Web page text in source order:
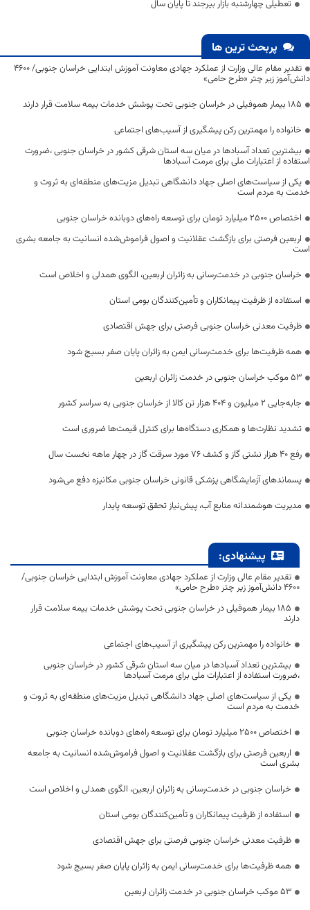
تعطیلی چهارشنبه بازار بیرجند تا پایان سال
پربحث ترین ها
تقدیر مقام عالی وزارت از عملکرد جهادی معاونت آموزش ابتدایی خراسان جنوبی/ ۴۶۰۰
دانش‌آموز زیر چتر «طرح حامی»
۱۸۵ بیمار هموفیلی در خراسان جنوبی تحت پوشش خدمات بیمه سلامت قرار دارند
خانواده را مهمترین رکن پیشگیری از آسیب‌های اجتماعی
بیشترین تعداد آسبادها در میان سه استان شرقی کشور در خراسان جنوبی ،ضرورت
استفاده از اعتبارات ملی برای مرمت آسبادها
یکی از سیاست‌های اصلی جهاد دانشگاهی تبدیل مزیت‌های منطقه‌ای به ثروت و
خدمت به مردم است
اختصاص 2500 میلیارد تومان برای توسعه راه‌های دوبانده خراسان جنوبی
اربعین فرصتی برای بازگشت عقلانیت و اصول فراموش‌شده انسانیت به جامعه بشری
است
خراسان جنوبی در خدمت‌رسانی به زائران اربعین، الگوی همدلی و اخلاص است
استفاده از ظرفیت پیمانکاران و تأمین‌کنندگان بومی استان
ظرفیت معدنی خراسان جنوبی فرصتی برای جهش اقتصادی
همه ظرفیت‌ها برای خدمت‌رسانی ایمن به زائران پایان صفر بسیج شود
53 موکب خراسان جنوبی در خدمت زائران اربعین
جابه‌جایی 2 میلیون و 404 هزار تن کالا از خراسان جنوبی به سراسر کشور
تشدید نظارت‌ها و همکاری دستگاه‌ها برای کنترل قیمت‌ها ضروری است
رفع 40 هزار نشتی گاز و کشف 76 مورد سرقت گاز در چهار ماهه نخست سال
پسماندهای آزمایشگاهی پزشکی قانونی خراسان جنوبی مکانیزه دفع می‌شود
مدیریت هوشمندانه منابع آب، پیش‌نیاز تحقق توسعه پایدار
پیشنهادی:
تقدیر مقام عالی وزارت از عملکرد جهادی معاونت آموزش ابتدایی خراسان جنوبی/
۴۶۰۰ دانش‌آموز زیر چتر «طرح حامی»
۱۸۵ بیمار هموفیلی در خراسان جنوبی تحت پوشش خدمات بیمه سلامت قرار
دارند
خانواده را مهمترین رکن پیشگیری از آسیب‌های اجتماعی
بیشترین تعداد آسبادها در میان سه استان شرقی کشور در خراسان جنوبی
،ضرورت استفاده از اعتبارات ملی برای مرمت آسبادها
یکی از سیاست‌های اصلی جهاد دانشگاهی تبدیل مزیت‌های منطقه‌ای به ثروت و
خدمت به مردم است
اختصاص 2500 میلیارد تومان برای توسعه راه‌های دوبانده خراسان جنوبی
اربعین فرصتی برای بازگشت عقلانیت و اصول فراموش‌شده انسانیت به جامعه
بشری است
خراسان جنوبی در خدمت‌رسانی به زائران اربعین، الگوی همدلی و اخلاص است
استفاده از ظرفیت پیمانکاران و تأمین‌کنندگان بومی استان
ظرفیت معدنی خراسان جنوبی فرصتی برای جهش اقتصادی
همه ظرفیت‌ها برای خدمت‌رسانی ایمن به زائران پایان صفر بسیج شود
53 موکب خراسان جنوبی در خدمت زائران اربعین